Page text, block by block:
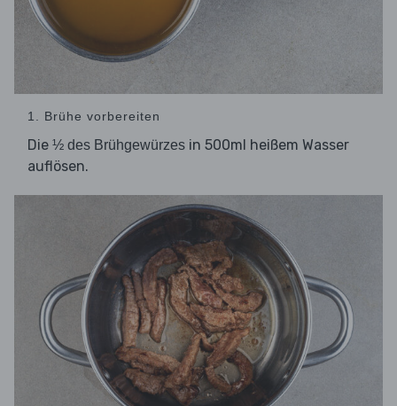
1. Brühe vorbereiten
Die ½ des Brühgewürzes in 500ml heißem Wasser
auflösen.